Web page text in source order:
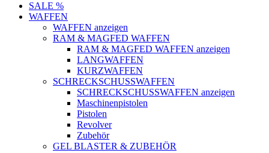
SALE %
WAFFEN
WAFFEN anzeigen
RAM & MAGFED WAFFEN
RAM & MAGFED WAFFEN anzeigen
LANGWAFFEN
KURZWAFFEN
SCHRECKSCHUSSWAFFEN
SCHRECKSCHUSSWAFFEN anzeigen
Maschinenpistolen
Pistolen
Revolver
Zubehör
GEL BLASTER & ZUBEHÖR